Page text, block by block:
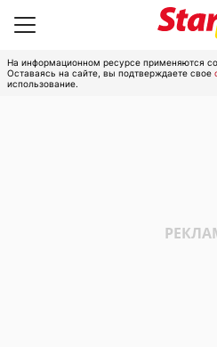
На информационном ресурсе применяются
Оставаясь на сайте, вы подтверждаете свое
использование.